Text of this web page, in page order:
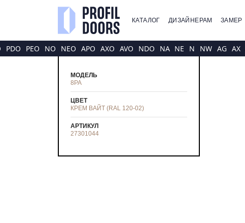
КАТАЛОГ ДИЗАЙНЕРАМ ЗАМЕР
PDO PEO NO NEO APO AXO AVO NDO NA NE N NW AG AX
МОДЕЛЬ
8PA
ЦВЕТ
КРЕМ ВАЙТ (RAL 120-02)
АРТИКУЛ
27301044